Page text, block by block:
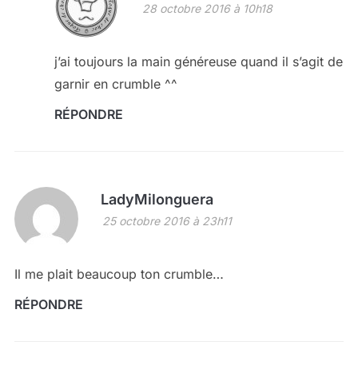
28 octobre 2016 à 10h18
j’ai toujours la main généreuse quand il s’agit de
garnir en crumble ^^
RÉPONDRE
LadyMilonguera
25 octobre 2016 à 23h11
Il me plait beaucoup ton crumble…
RÉPONDRE